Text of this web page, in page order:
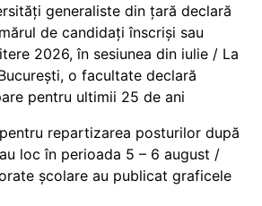
generaliste din țară declară
de candidați înscriși sau
2026, în sesiunea din iulie / La
o facultate declară
pentru ultimii 25 de ani
repartizarea posturilor după
loc în perioada 5 – 6 august /
școlare au publicat graficele